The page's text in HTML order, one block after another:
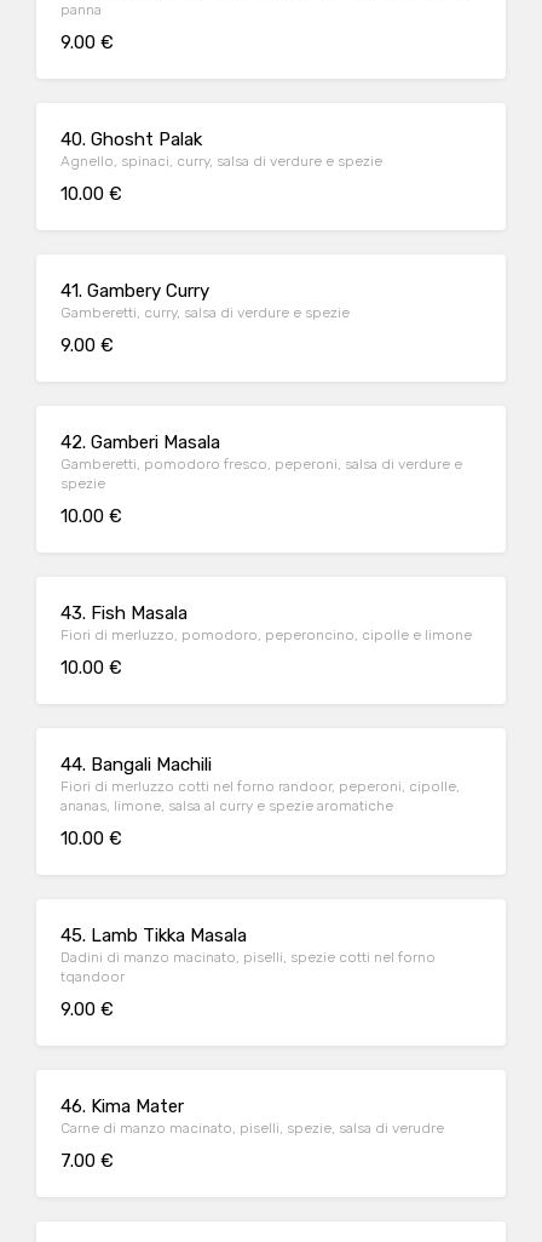
panna
9.00 €
40. Ghosht Palak
Agnello, spinaci, curry, salsa di verdure e spezie
10.00 €
41. Gambery Curry
Gamberetti, curry, salsa di verdure e spezie
9.00 €
42. Gamberi Masala
Gamberetti, pomodoro fresco, peperoni, salsa di verdure e
spezie
10.00 €
43. Fish Masala
Fiori di merluzzo, pomodoro, peperoncino, cipolle e limone
10.00 €
44. Bangali Machili
Fiori di merluzzo cotti nel forno randoor, peperoni, cipolle,
ananas, limone, salsa al curry e spezie aromatiche
10.00 €
45. Lamb Tikka Masala
Dadini di manzo macinato, piselli, spezie cotti nel forno
tqandoor
9.00 €
46. Kima Mater
Carne di manzo macinato, piselli, spezie, salsa di verudre
7.00 €